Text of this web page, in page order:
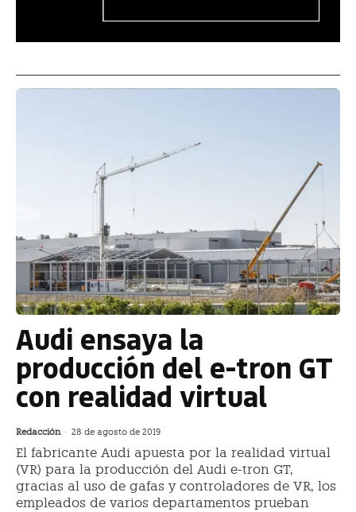
Audi ensaya la
producción del e-tron GT
con realidad virtual
Redacción - 28 de agosto de 2019
El fabricante Audi apuesta por la realidad virtual
(VR) para la producción del Audi e-tron GT,
gracias al uso de gafas y controladores de VR, los
empleados de varios departamentos prueban